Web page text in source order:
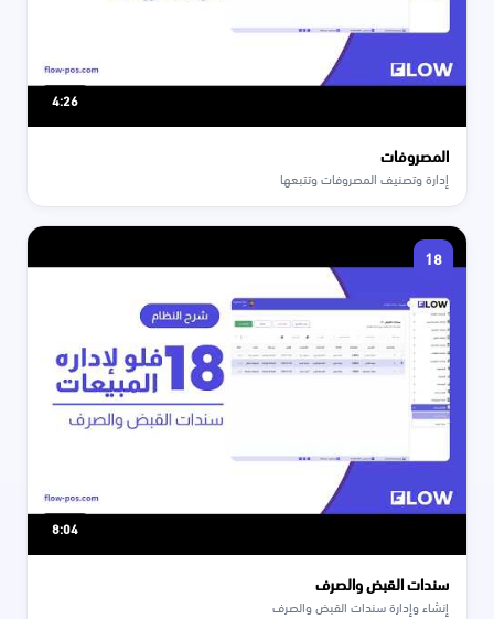
4:26
المصروفات
إدارة وتصنيف المصروفات وتتبعها
8:04
18
سندات القبض والصرف
إنشاء وإدارة سندات القبض والصرف